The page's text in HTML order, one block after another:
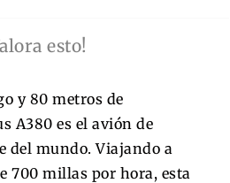
esto!
y 80 metros de
A380 es el avión de
del mundo. Viajando a
700 millas por hora, esta